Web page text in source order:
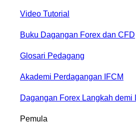
Video Tutorial
Buku Dagangan Forex dan CFD
Glosari Pedagang
Akademi Perdagangan IFCM
Dagangan Forex Langkah demi
Pemula